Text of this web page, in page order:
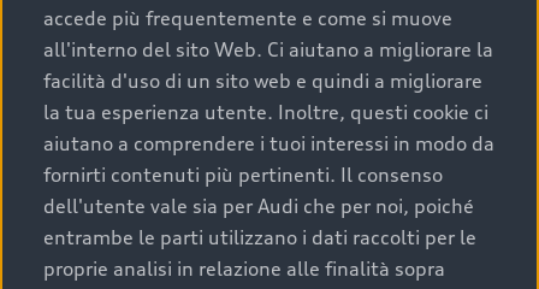
accede più frequentemente e come si muove
all'interno del sito Web. Ci aiutano a migliorare la
facilità d'uso di un sito web e quindi a migliorare
la tua esperienza utente. Inoltre, questi cookie ci
aiutano a comprendere i tuoi interessi in modo da
fornirti contenuti più pertinenti. Il consenso
dell'utente vale sia per Audi che per noi, poiché
entrambe le parti utilizzano i dati raccolti per le
proprie analisi in relazione alle finalità sopra